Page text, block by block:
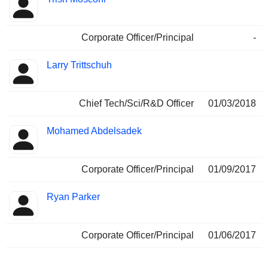
Corporate Officer/Principal -
Larry Trittschuh
Chief Tech/Sci/R&D Officer 01/03/2018
Mohamed Abdelsadek
Corporate Officer/Principal 01/09/2017
Ryan Parker
Corporate Officer/Principal 01/06/2017